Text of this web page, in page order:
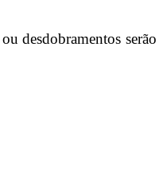
desdobramentos serão